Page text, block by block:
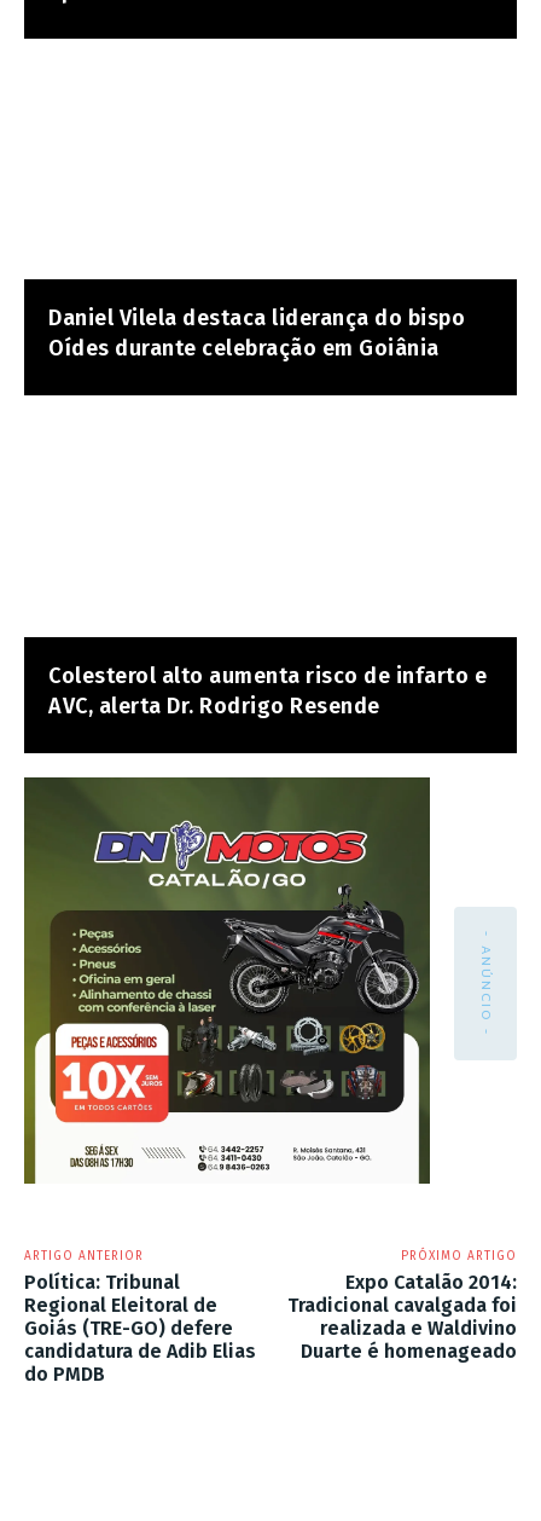
Daniel Vilela destaca liderança do bispo
Oídes durante celebração em Goiânia
Colesterol alto aumenta risco de infarto e
AVC, alerta Dr. Rodrigo Resende
- ANÚNCIO -
ARTIGO ANTERIOR
Política: Tribunal
Regional Eleitoral de
Goiás (TRE-GO) defere
candidatura de Adib Elias
do PMDB
PRÓXIMO ARTIGO
Expo Catalão 2014:
Tradicional cavalgada foi
realizada e Waldivino
Duarte é homenageado